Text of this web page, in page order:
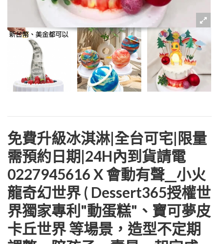
免費升級冰淇淋|全台可宅|限量
需預約日期|24H內到貨請電
0227945616 X 會動有聲__小火
龍奇幻世界 ( Dessert365授權世
界獨家專利"動蛋糕"、寶可夢皮
卡丘世界 等場景，造型不定期